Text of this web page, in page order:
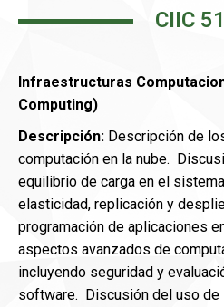
CIIC
Infraestructuras
Computing)
Descripción: Descripción de
computación en la nube.
equilibrio de carga en el
elasticidad, replicación y
programación de aplicaciones
aspectos avanzados de
incluyendo seguridad y
software. Discusión del uso de